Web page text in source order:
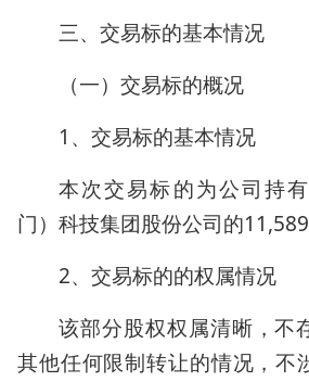
三、交易标的基本情况
（一）交易标的概况
1、交易标的基本情况
本次交易标的为公司持
门）科技集团股份公司的
2、交易标的的权属情况
该部分股权权属清晰，不
其他任何限制转让的情况，不